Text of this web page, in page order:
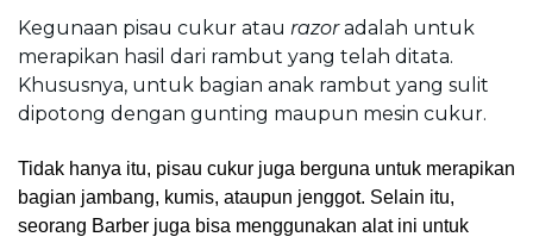
Kegunaan pisau cukur atau razor adalah untuk
merapikan hasil dari rambut yang telah ditata.
Khususnya, untuk bagian anak rambut yang sulit
dipotong dengan gunting maupun mesin cukur.
Tidak hanya itu, pisau cukur juga berguna untuk merapikan
bagian jambang, kumis, ataupun jenggot. Selain itu,
seorang Barber juga bisa menggunakan alat ini untuk